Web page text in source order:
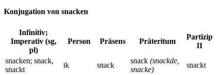
Konjugation von snacken
Infinitiv;
Imperativ (sg,
pl)
Person Präsens Präteritum
Partizip
II
snacken; snack,
snackt
ik snack
snack (snackde,
snacke)
snackt